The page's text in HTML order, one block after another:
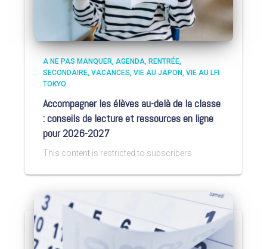
A NE PAS MANQUER AGENDA RENTRÉE
SECONDAIRE VACANCES VIE AU JAPON VIE AU LFI
TOKYO
Accompagner les élèves au-delà de la classe
: conseils de lecture et ressources en ligne
pour 2026-2027
This content is restricted to subscribers